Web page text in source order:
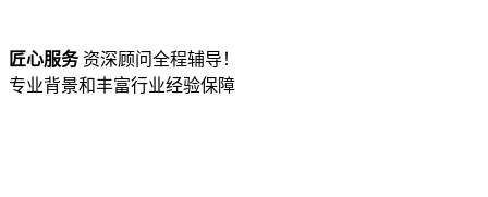
匠心服务资深顾问全程辅导！
专业背景和丰富行业经验保障